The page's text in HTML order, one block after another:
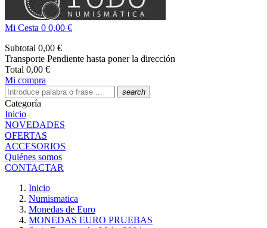
Mi Cesta 0 0,00 €
Subtotal 0,00 €
Transporte Pendiente hasta poner la dirección
Total 0,00 €
Mi compra
search
Categoría
Inicio
NOVEDADES
OFERTAS
ACCESORIOS
Quiénes somos
CONTACTAR
Inicio
Numismatica
Monedas de Euro
MONEDAS EURO PRUEBAS